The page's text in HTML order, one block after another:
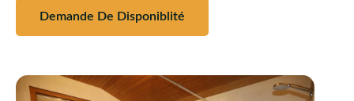
Demande De Disponiblité